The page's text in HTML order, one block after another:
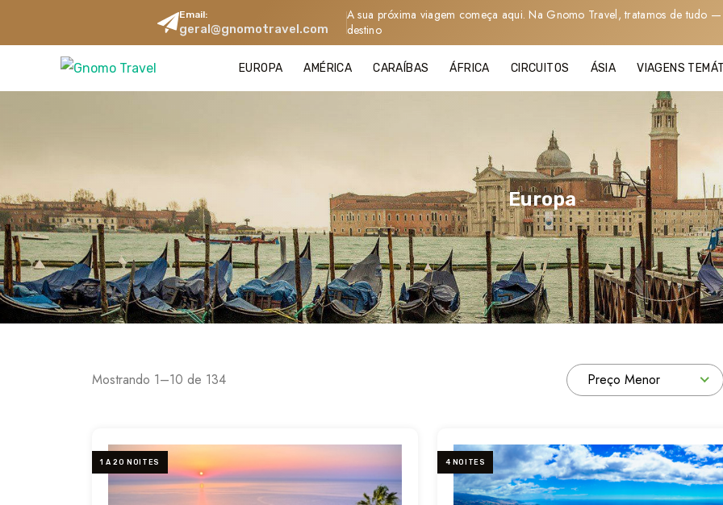
Email:
geral@gnomotravel.com
A sua próxima viagem começa aqui. Na Gnomo Travel, tratamos de tudo
destino
EUROPA AMÉRICA CARAÍBAS ÁFRICA CIRCUITOS ÁSIA VIAGENS
Europa
Mostrando 1–10 de 134 Preço Menor
1 A 20 NOITES 4 NOITES